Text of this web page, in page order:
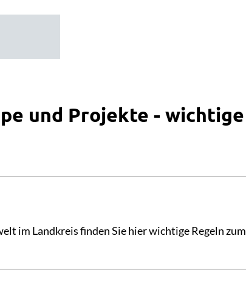
und Projekte - wichtige
im Landkreis finden Sie hier wichtige Regeln zum